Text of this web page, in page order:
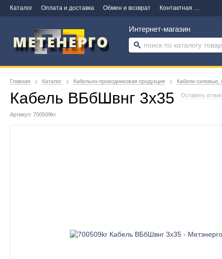
Каталог Оплата и доставка Обмен и возврат Контактная информация
Интернет-магазин
Главная Каталог Кабельно-проводниковая продукция Кабели силовые,
Кабель ВБбШвнг 3х35 Оставить отзыв
Артикул: 700509kr